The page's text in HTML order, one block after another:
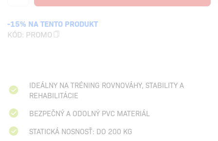
-15% NA TENTO PRODUKT
KÓD: PROMO
IDEÁLNY NA TRÉNING ROVNOVÁHY, STABILITY A
REHABILITÁCIE
BEZPEČNÝ A ODOLNÝ PVC MATERIÁL
STATICKÁ NOSNOSŤ: DO 200 KG